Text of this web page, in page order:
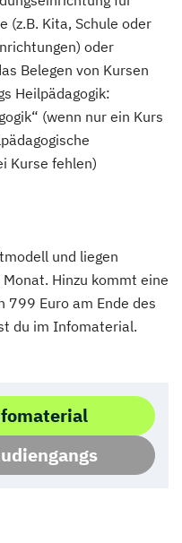
(z.B. Kita, Schule oder
oder
Belegen von Kursen
Heilpädagogik:
(wenn nur ein Kurs
Kurse fehlen)
und liegen
Hinzu kommt eine
799 Euro am Ende des
du im Infomaterial.